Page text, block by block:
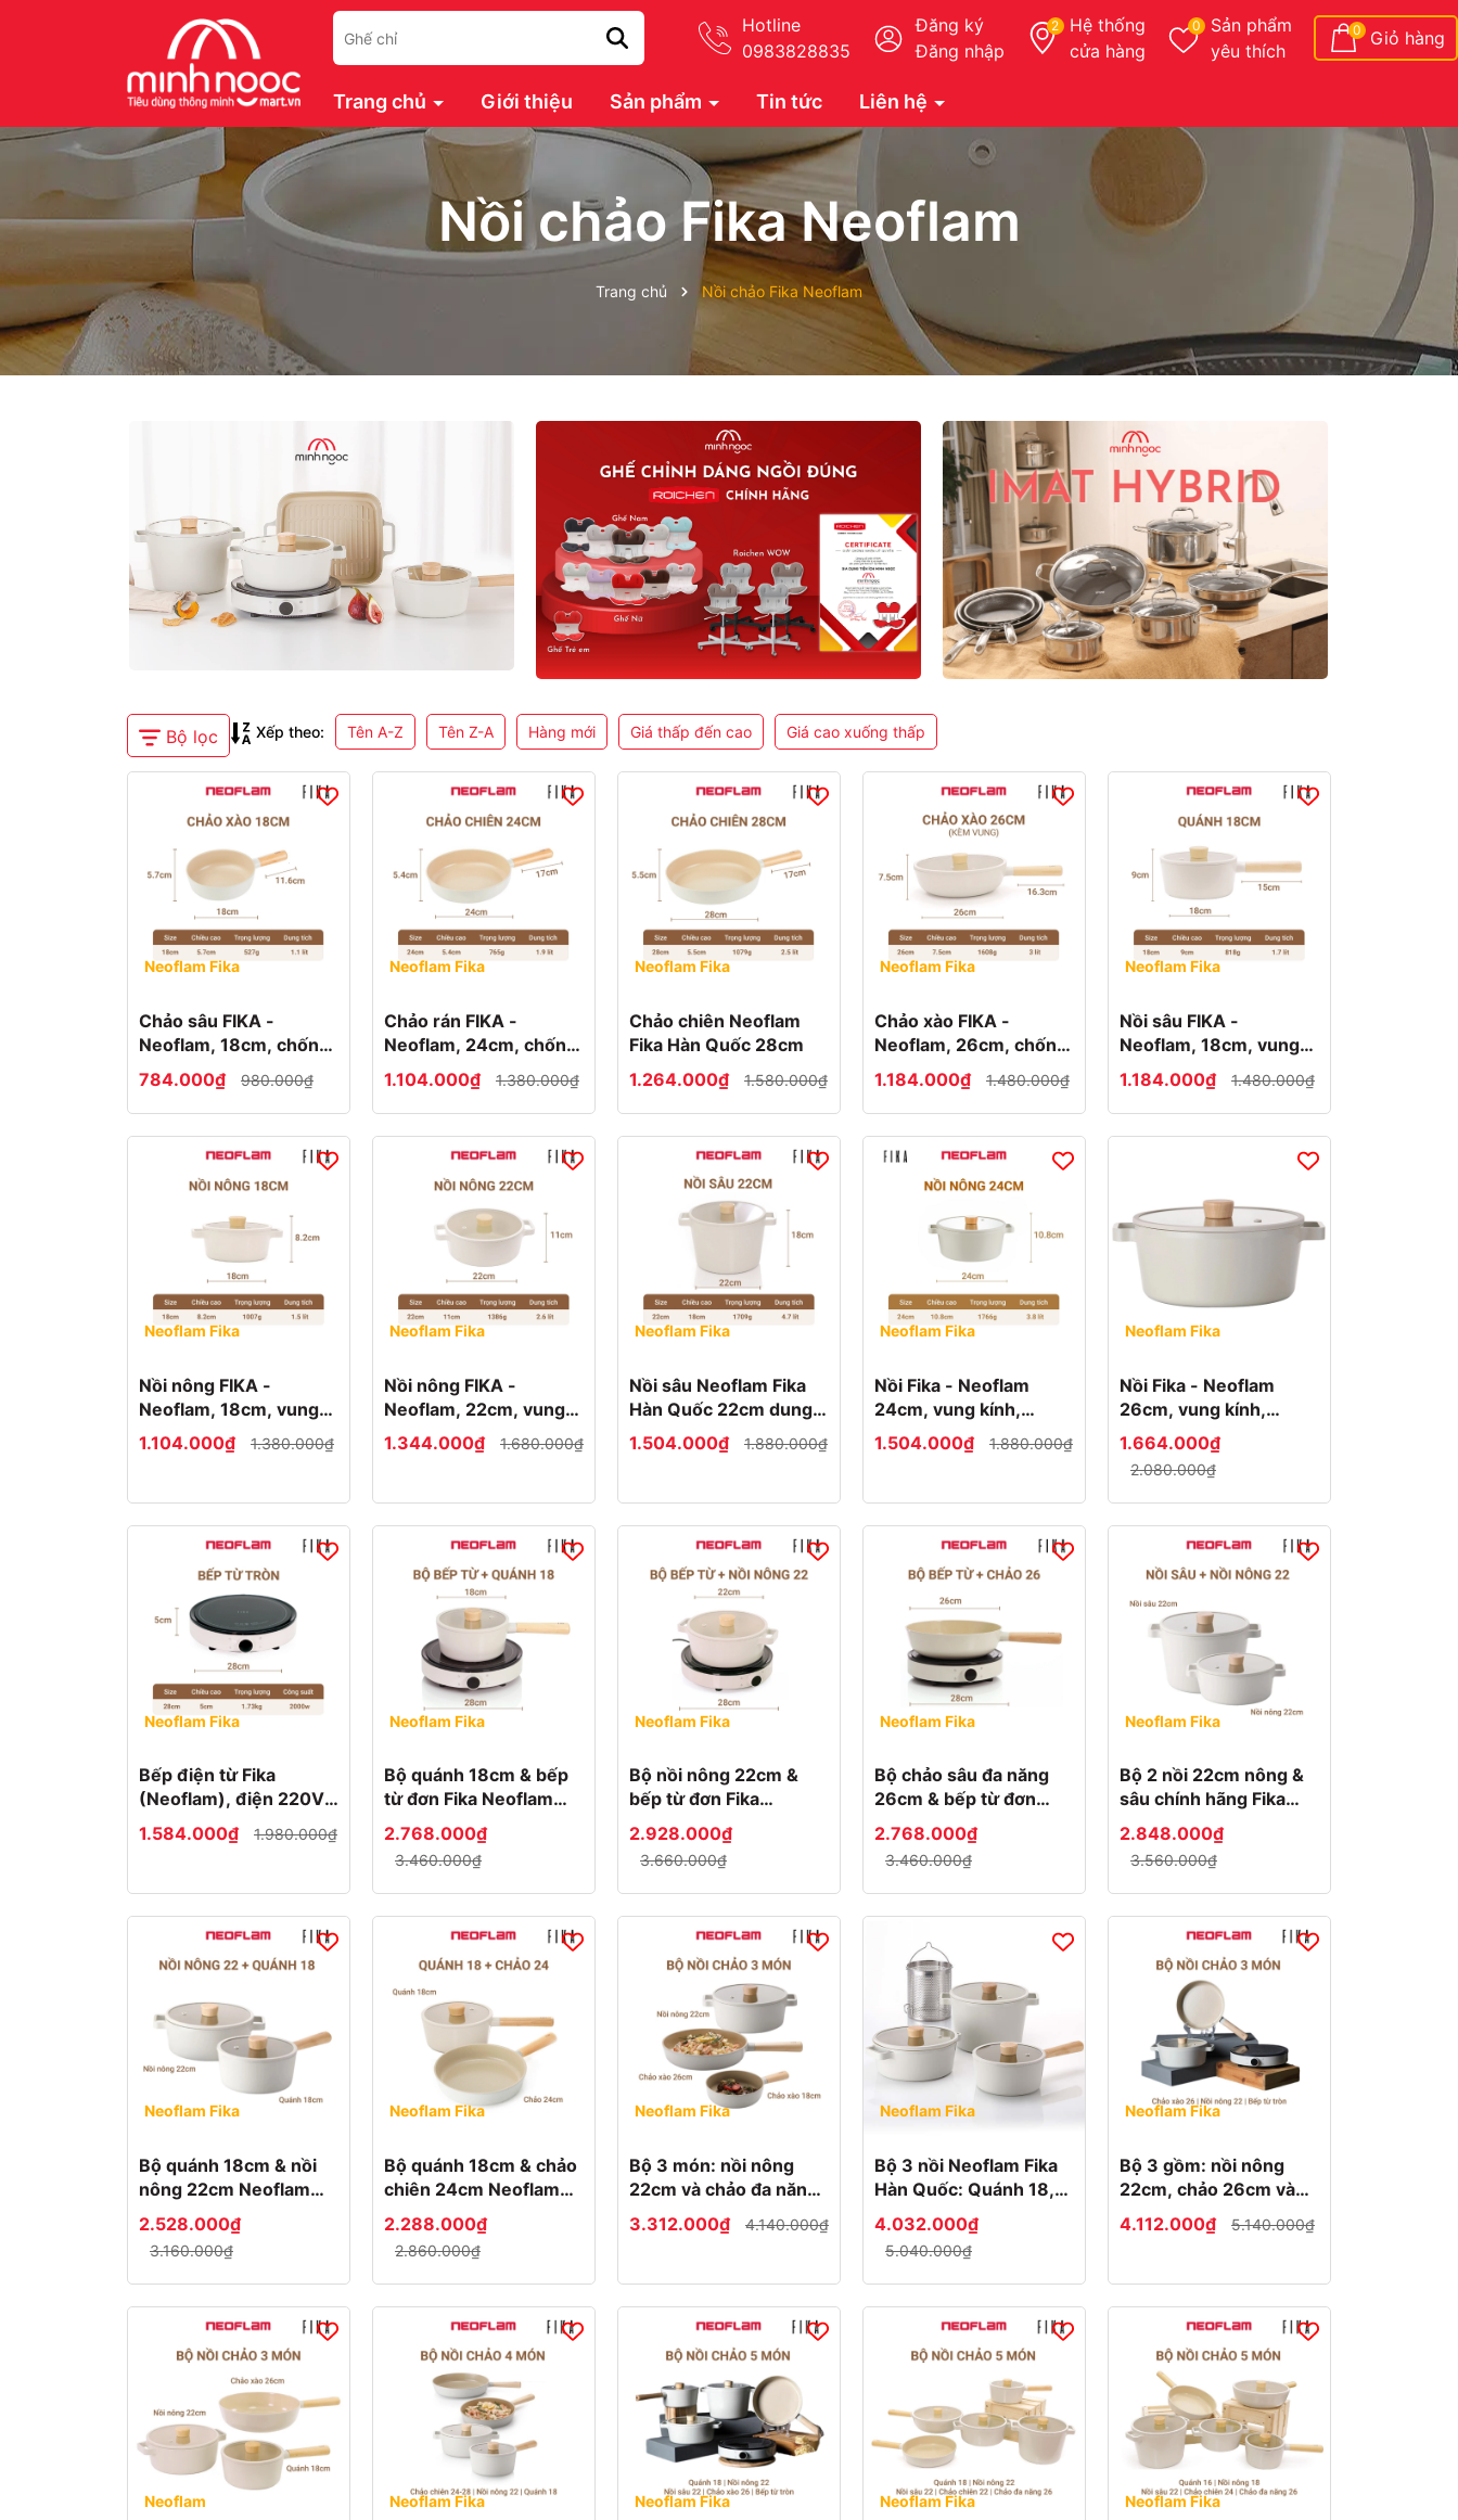
Hotline
0983828835
Đăng ký
Đăng nhập
2
Hệ thống
cửa hàng
0
Sản phẩm
yêu thích
0 Giỏ hàng
Trang chủ Giới thiệu Sản phẩm Tin tức Liên hệ
Nồi chảo Fika Neoflam
Trang chủ Nồi chảo Fika Neoflam
Danh
mục
chảo
Reverse
Neoflam
Nồi
chảo
Hộp
đựng
phẩm
Neoflam
Bộ
phẩm
sản
hơn
Chọn
mức
50.000đ
100.000đ
Từ
300.000đ
300.000đ
500.000đ
500.000đ
- 1 triệu
Trên
triệu
Vung/Nắp
Combo
bếp từ
Chảo
chảo
Bếp
Thương
Fika
Trọng
90g
100g
107g
120g
200g
400g
500g
Bộ lọc Xếp theo: Tên A-Z Tên Z-A Hàng mới Giá thấp đến cao Giá cao xuống thấp
Neoflam Fika
Chảo sâu FIKA -
Neoflam, 18cm, chống
dính, đế từ
784.000₫ 980.000₫
Neoflam Fika
Chảo rán FIKA -
Neoflam, 24cm, chống
dính, đế từ
1.104.000₫ 1.380.000₫
Neoflam Fika
Chảo chiên Neoflam
Fika Hàn Quốc 28cm
1.264.000₫
1.580.000₫
Neoflam Fika
Chảo xào FIKA -
Neoflam, 26cm, chống
dính, đế từ
1.184.000₫ 1.480.000₫
Neoflam Fika
Nồi sâu FIKA -
Neoflam, 18cm, vung
kính, chống dính, đế từ
1.184.000₫ 1.480.000₫
Neoflam Fika
Nồi nông FIKA -
Neoflam, 18cm, vung
kính, chống dính, đế từ
1.104.000₫ 1.380.000₫
Neoflam Fika
Nồi nông FIKA -
Neoflam, 22cm, vung
kính, chống dính, đế từ
1.344.000₫ 1.680.000₫
Neoflam Fika
Nồi sâu Neoflam Fika
Hàn Quốc 22cm dung
tích 4.2l
1.504.000₫ 1.880.000₫
Neoflam Fika
Nồi Fika - Neoflam
24cm, vung kính,
chống dính, đế từ
1.504.000₫ 1.880.000₫
Neoflam Fika
Nồi Fika - Neoflam
26cm, vung kính,
chống dính, đế từ
1.664.000₫
2.080.000₫
Neoflam Fika
Bếp điện từ Fika
(Neoflam), điện 220V,
cs 2000W
1.584.000₫ 1.980.000₫
Neoflam Fika
Bộ quánh 18cm & bếp
từ đơn Fika Neoflam
Hàn Quốc
2.768.000₫
3.460.000₫
Neoflam Fika
Bộ nồi nông 22cm &
bếp từ đơn Fika
Neoflam Hàn Quốc
2.928.000₫
3.660.000₫
Neoflam Fika
Bộ chảo sâu đa năng
26cm & bếp từ đơn
Neoflam Fika Hàn Quốc
2.768.000₫
3.460.000₫
Neoflam Fika
Bộ 2 nồi 22cm nông &
sâu chính hãng Fika
Neoflam Hàn Quốc
2.848.000₫
3.560.000₫
Neoflam Fika
Bộ quánh 18cm & nồi
nông 22cm Neoflam
Fika Hàn Quốc
2.528.000₫
3.160.000₫
Neoflam Fika
Bộ quánh 18cm & chảo
chiên 24cm Neoflam
Fika Hàn Quốc
2.288.000₫
2.860.000₫
Neoflam Fika
Bộ 3 món: nồi nông
22cm và chảo đa năng
18 - 26cm Neoflam
Fika Hàn Quốc
3.312.000₫ 4.140.000₫
Neoflam Fika
Bộ 3 nồi Neoflam Fika
Hàn Quốc: Quánh 18,
nồi nông & sâu 22cm
4.032.000₫
5.040.000₫
Neoflam Fika
Bộ 3 gồm: nồi nông
22cm, chảo 26cm và
bếp từ Neoflam Fika
Hàn Quốc
4.112.000₫ 5.140.000₫
Neoflam Neoflam Fika Neoflam Fika Neoflam Fika Neoflam Fika